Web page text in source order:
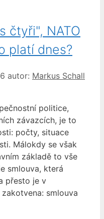
čtyři", NATO
platí dnes?
autor: Markus Schall
politice,
závazcích, je to
počty, situace
Málokdy se však
základě to vše
smlouva, která
přesto je v
smlouva